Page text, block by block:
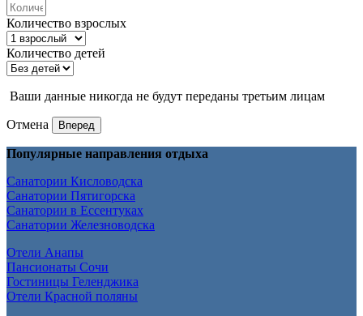
Количество взрослых
Количество детей
Ваши данные никогда не будут переданы третьим лицам
Отмена Вперед
Популярные направления отдыха
Санатории Кисловодска
Санатории Пятигорска
Санатории в Ессентуках
Санатории Железноводска
Отели Анапы
Пансионаты Сочи
Гостиницы Геленджика
Отели Красной поляны